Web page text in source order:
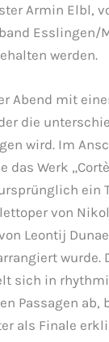
Armin Elbl,
Esslingen/
werden.
Abend mit
die
wird. Im
das Werk „Cort
ein
von
Leontij
wurde.
sich in
Passagen ab,
als Finale